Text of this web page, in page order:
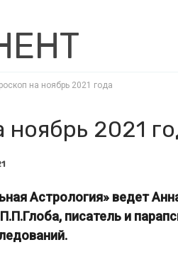
на ноябрь 2021 года
ноябрь 2021
Астрология» ведет
писатель и